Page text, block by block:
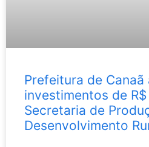
Prefeitura de Canaã
investimentos de
Secretaria de
Desenvolvimento